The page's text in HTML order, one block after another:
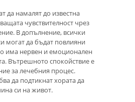
да намалят до известна
чувствителност чрез
В допълнение, всички
могат да бъдат повлияни
има нервен и емоционален
Вътрешното спокойствие е
за лечебния процес.
да подтикнат хората да
си на живот.